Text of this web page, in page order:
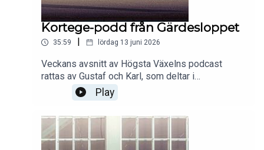
Kortege-podd från Gärdesloppet
35:59 | lördag 13 juni 2026
Veckans avsnitt av Högsta Växelns podcast
rattas av Gustaf och Karl, som deltar i
Gärdesloppet-kortegen med Karls Alfa Romeo
Giulietta från 1983. Grabbarna pratar om vad
Gärdesloppet är samt deras favoritbilar i
kortegen. Allmänhetens uppskattning av
entusiastbilar, samt problemen med att tvätta bil
Play